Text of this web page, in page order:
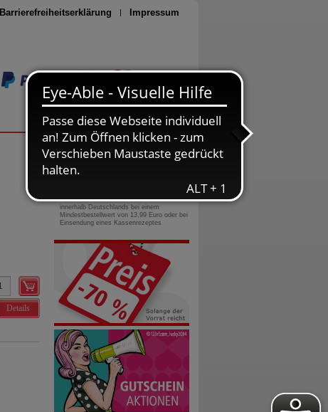
Barrierefreiheitserklärung Impressum
Seite drucken
Details
0800-10 11 422
gebührenfreie Rufnummer
innerhalb Deutschlands bei einem
Mindestbestellwert von 13,99 Euro oder bei
Einsendung eines Kassenrezeptes